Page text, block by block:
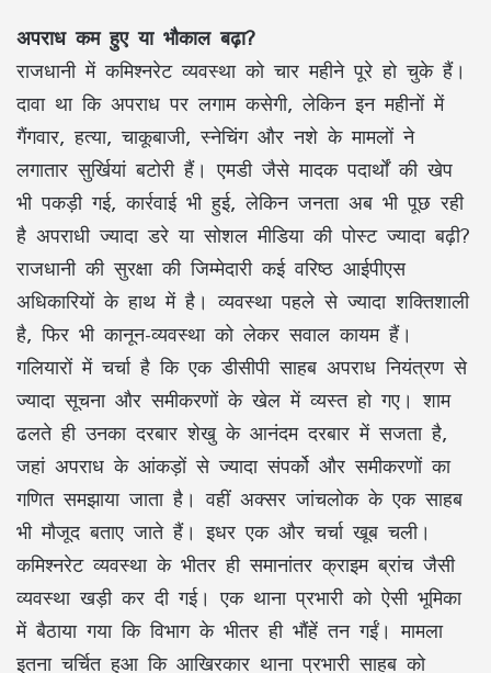
अपराध कम हुए या भौकाल बढ़ा?
राजधानी में कमिश्नरेट व्यवस्था को चार महीने पूरे हो चुके हैं।
दावा था कि अपराध पर लगाम कसेगी, लेकिन इन महीनों में
गैंगवार, हत्या, चाकूबाजी, स्नेचिंग और नशे के मामलों ने
लगातार सुर्खियां बटोरी हैं। एमडी जैसे मादक पदार्थों की खेप
भी पकड़ी गई, कार्रवाई भी हुई, लेकिन जनता अब भी पूछ रही
है अपराधी ज्यादा डरे या सोशल मीडिया की पोस्ट ज्यादा बढ़ी?
राजधानी की सुरक्षा की जिम्मेदारी कई वरिष्ठ आईपीएस
अधिकारियों के हाथ में है। व्यवस्था पहले से ज्यादा शक्तिशाली
है, फिर भी कानून-व्यवस्था को लेकर सवाल कायम हैं।
गलियारों में चर्चा है कि एक डीसीपी साहब अपराध नियंत्रण से
ज्यादा सूचना और समीकरणों के खेल में व्यस्त हो गए। शाम
ढलते ही उनका दरबार शेखु के आनंदम दरबार में सजता है,
जहां अपराध के आंकड़ों से ज्यादा संपर्को और समीकरणों का
गणित समझाया जाता है। वहीं अक्सर जांचलोक के एक साहब
भी मौजूद बताए जाते हैं। इधर एक और चर्चा खूब चली।
कमिश्नरेट व्यवस्था के भीतर ही समानांतर क्राइम ब्रांच जैसी
व्यवस्था खड़ी कर दी गई। एक थाना प्रभारी को ऐसी भूमिका
में बैठाया गया कि विभाग के भीतर ही भौंहें तन गईं। मामला
इतना चर्चित हुआ कि आखिरकार थाना प्रभारी साहब को